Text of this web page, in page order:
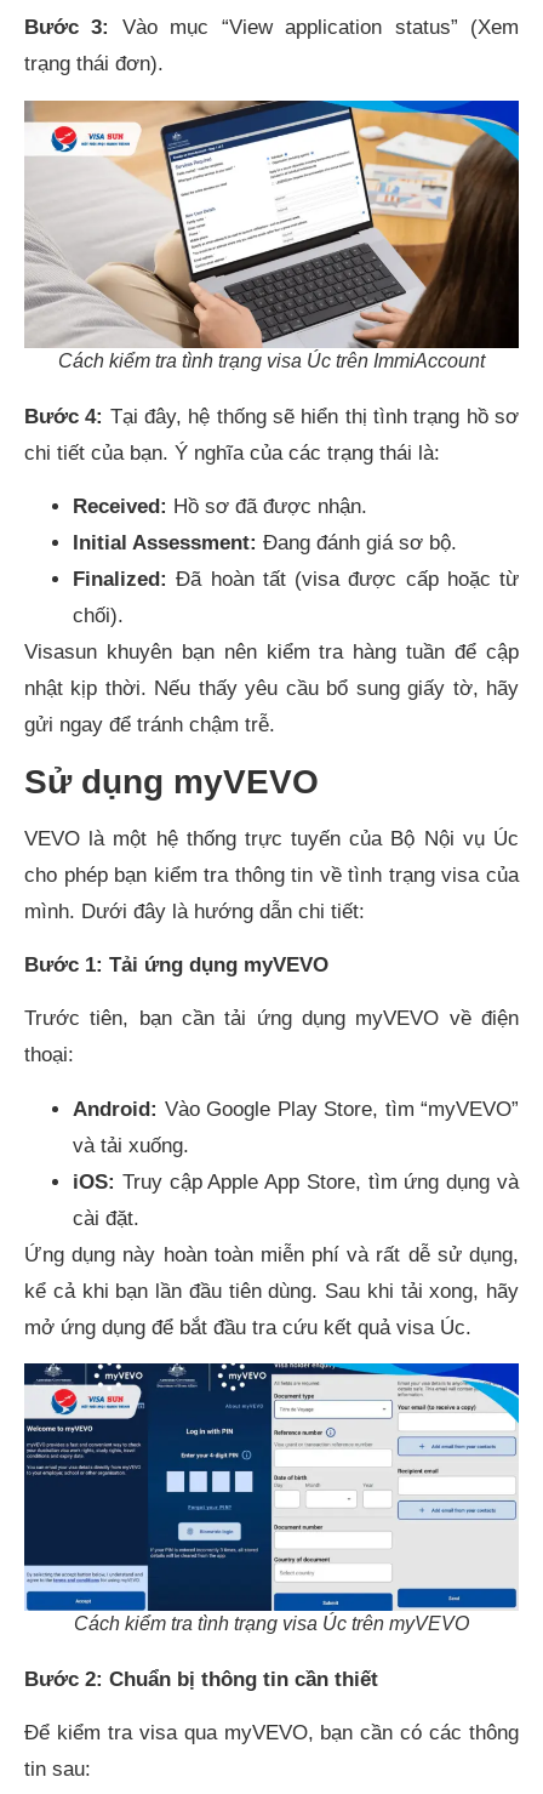
Bước 3: Vào mục “View application status” (Xem
trạng thái đơn).
Cách kiểm tra tình trạng visa Úc trên ImmiAccount
Bước 4: Tại đây, hệ thống sẽ hiển thị tình trạng hồ sơ
chi tiết của bạn. Ý nghĩa của các trạng thái là:
Received: Hồ sơ đã được nhận.
Initial Assessment: Đang đánh giá sơ bộ.
Finalized:Đã hoàn tất (visa được cấp hoặc từ
chối).
Visasun khuyên bạn nên kiểm tra hàng tuần để cập
nhật kịp thời. Nếu thấy yêu cầu bổ sung giấy tờ, hãy
gửi ngay để tránh chậm trễ.
Sử dụng myVEVO
VEVO là một hệ thống trực tuyến của Bộ Nội vụ Úc
cho phép bạn kiểm tra thông tin về tình trạng visa của
mình. Dưới đây là hướng dẫn chi tiết:
Bước 1: Tải ứng dụng myVEVO
Trước tiên, bạn cần tải ứng dụng myVEVO về điện
thoại:
Android: Vào Google Play Store, tìm “myVEVO”
và tải xuống.
iOS: Truy cập Apple App Store, tìm ứng dụng và
cài đặt.
Ứng dụng này hoàn toàn miễn phí và rất dễ sử dụng,
kể cả khi bạn lần đầu tiên dùng. Sau khi tải xong, hãy
mở ứng dụng để bắt đầu tra cứu kết quả visa Úc.
Cách kiểm tra tình trạng visa Úc trên myVEVO
Bước 2: Chuẩn bị thông tin cần thiết
Để kiểm tra visa qua myVEVO, bạn cần có các thông
tin sau: